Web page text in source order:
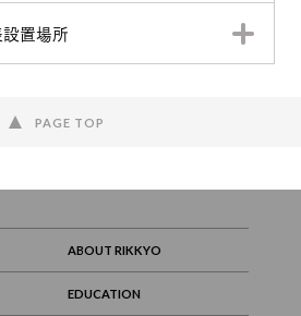
置場所
PAGE TOP